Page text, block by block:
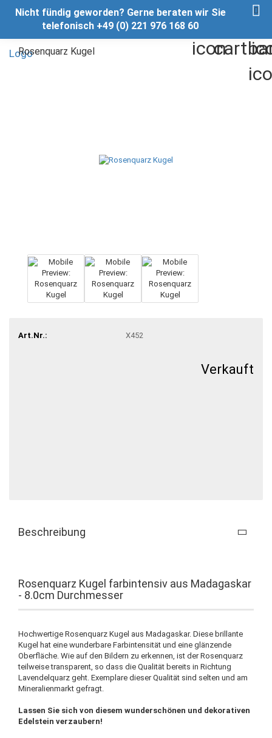
Nicht fündig geworden? Gerne beraten wir Sie
telefonisch +49 (0) 221 976 168 60
Rosenquarz Kugel
Art.Nr.: X452
Verkauft
Beschreibung
Rosenquarz Kugel farbintensiv aus Madagaskar
- 8.0cm Durchmesser
Hochwertige Rosenquarz Kugel aus Madagaskar. Diese brillante
Kugel hat eine wunderbare Farbintensität und eine glänzende
Oberfläche. Wie auf den Bildern zu erkennen, ist der Rosenquarz
teilweise transparent, so dass die Qualität bereits in Richtung
Lavendelquarz geht. Exemplare dieser Qualität sind selten und am
Mineralienmarkt gefragt.
Lassen Sie sich von diesem wunderschönen und dekorativen
Edelstein verzaubern!